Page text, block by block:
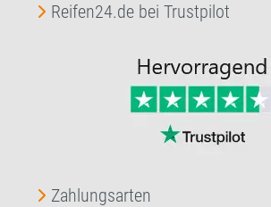
Reifen24.de bei Trustpilot
Zahlungsarten